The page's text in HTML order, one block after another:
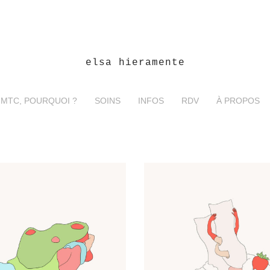
elsa hieramente
POURQUOI ? SOINS INFOS RDV À PROPOS